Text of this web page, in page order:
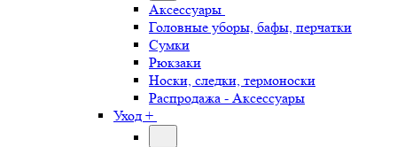
Аксессуары
Головные уборы, бафы, перчатки
Сумки
Рюкзаки
Носки, следки, термоноски
Распродажа - Аксессуары
Уход +